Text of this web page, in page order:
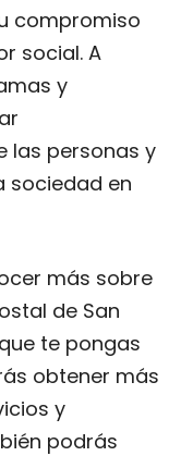
compromiso
social. A
y
las personas y
sociedad en
más sobre
de San
te pongas
obtener más
y
podrás